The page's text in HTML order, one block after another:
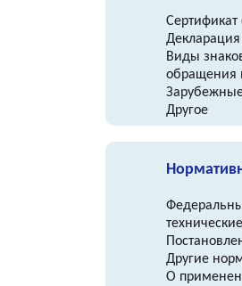
Сертификат
Декларация
Виды
обращения
Зарубежные
Другое
Другие
О